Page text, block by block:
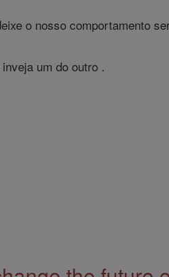
o nosso comportamento
um do outro .